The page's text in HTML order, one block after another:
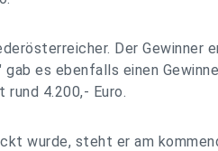
Der Gewinner
gab es ebenfalls einen
4.200,- Euro.
wurde, steht er am